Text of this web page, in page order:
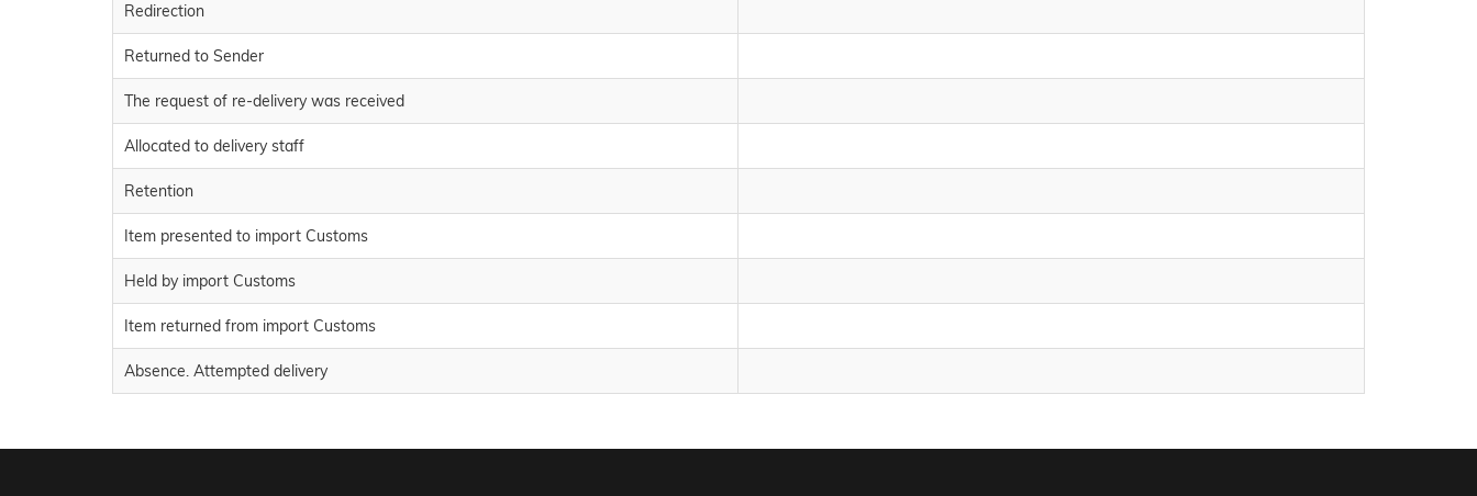
Redirection
Returned to Sender
The request of re-delivery was received
Allocated to delivery staff
Retention
Item presented to import Customs
Held by import Customs
Item returned from import Customs
Absence. Attempted delivery